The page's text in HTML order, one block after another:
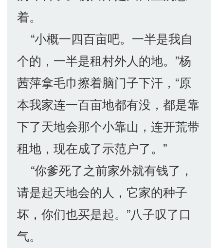
着。
“小概一四百亩吧。一半是我自
个的，一半是租村外人的地。”杨
茜萍拿毛巾擦着脑门子下汗，“原
本我家连一百亩地都有没，都是靠
下了天地会那个小靠山，连开荒带
租地，现在成了示范户了。”
“你爹死了之前家外就有钱了，
请是起天地会的人，它家的种子
坏，你们也买是起。”八子叹了口
气。